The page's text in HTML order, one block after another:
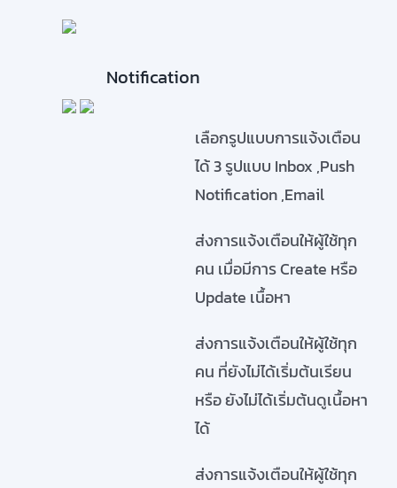
Notification
เลือกรูปแบบการแจ้งเตือน
ได้ 3 รูปแบบ Inbox ,Push
Notification ,Email
ส่งการแจ้งเตือนให้ผู้ใช้ทุก
คน เมื่อมีการ Create หรือ
Update เนื้อหา
ส่งการแจ้งเตือนให้ผู้ใช้ทุก
คน ที่ยังไม่ได้เริ่มต้นเรียน
หรือ ยังไม่ได้เริ่มต้นดูเนื้อหา
ได้
ส่งการแจ้งเตือนให้ผู้ใช้ทุก